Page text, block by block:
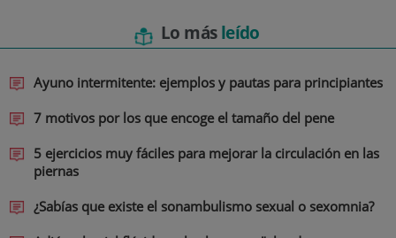
Lo másleído
Ayuno intermitente: ejemplos y pautas para principiantes
7 motivos por los que encoge el tamaño del pene
5 ejercicios muy fáciles para mejorar la circulación en las
piernas
¿Sabías que existe el sonambulismo sexual o sexomnia?